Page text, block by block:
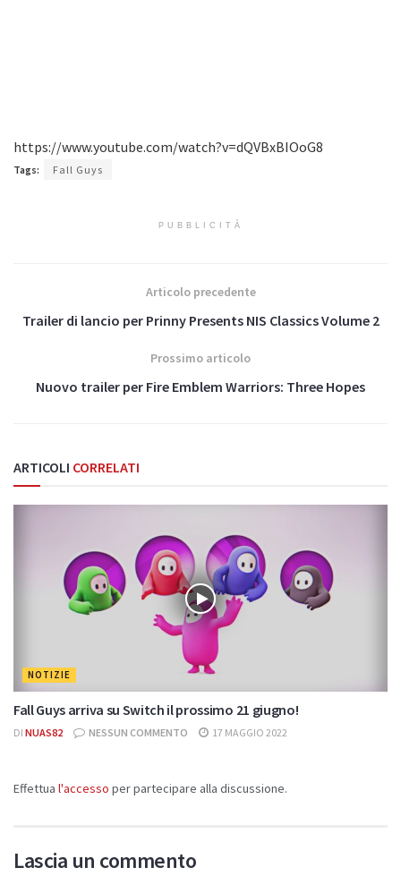
https://www.youtube.com/watch?v=dQVBxBIOoG8
Tags: Fall Guys
PUBBLICITÀ
Articolo precedente
Trailer di lancio per Prinny Presents NIS Classics Volume 2
Prossimo articolo
Nuovo trailer per Fire Emblem Warriors: Three Hopes
ARTICOLI CORRELATI
NOTIZIE
Fall Guys arriva su Switch il prossimo 21 giugno!
DI NUAS82 NESSUN COMMENTO 17 MAGGIO 2022
Effettua l'accesso per partecipare alla discussione.
Lascia un commento